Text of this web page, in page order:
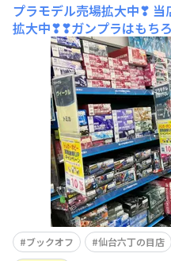
プラモデル売場拡大中❣ 当
拡大中❣❣ガンプラはもち
モノも大充実✨最新入荷
144 サザビー メカニカ
外にも、HG、MG、RG、
ラインナップ☝夏休みはぜ
ブックオフ 仙台六丁の目店